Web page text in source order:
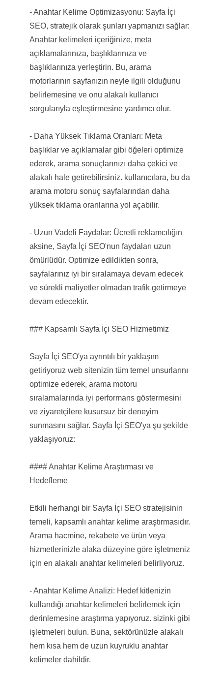
- Anahtar Kelime Optimizasyonu: Sayfa İçi
SEO, stratejik olarak şunları yapmanızı sağlar:
Anahtar kelimeleri içeriğinize, meta
açıklamalarınıza, başlıklarınıza ve
başlıklarınıza yerleştirin. Bu, arama
motorlarının sayfanızın neyle ilgili olduğunu
belirlemesine ve onu alakalı kullanıcı
sorgularıyla eşleştirmesine yardımcı olur.
- Daha Yüksek Tıklama Oranları: Meta
başlıklar ve açıklamalar gibi öğeleri optimize
ederek, arama sonuçlarınızı daha çekici ve
alakalı hale getirebilirsiniz. kullanıcılara, bu da
arama motoru sonuç sayfalarından daha
yüksek tıklama oranlarına yol açabilir.
- Uzun Vadeli Faydalar: Ücretli reklamcılığın
aksine, Sayfa İçi SEO'nun faydaları uzun
ömürlüdür. Optimize edildikten sonra,
sayfalarınız iyi bir sıralamaya devam edecek
ve sürekli maliyetler olmadan trafik getirmeye
devam edecektir.
### Kapsamlı Sayfa İçi SEO Hizmetimiz
Sayfa İçi SEO'ya ayrıntılı bir yaklaşım
getiriyoruz web sitenizin tüm temel unsurlarını
optimize ederek, arama motoru
sıralamalarında iyi performans göstermesini
ve ziyaretçilere kusursuz bir deneyim
sunmasını sağlar. Sayfa İçi SEO'ya şu şekilde
yaklaşıyoruz:
#### Anahtar Kelime Araştırması ve
Hedefleme
Etkili herhangi bir Sayfa İçi SEO stratejisinin
temeli, kapsamlı anahtar kelime araştırmasıdır.
Arama hacmine, rekabete ve ürün veya
hizmetlerinizle alaka düzeyine göre işletmeniz
için en alakalı anahtar kelimeleri belirliyoruz.
- Anahtar Kelime Analizi: Hedef kitlenizin
kullandığı anahtar kelimeleri belirlemek için
derinlemesine araştırma yapıyoruz. sizinki gibi
işletmeleri bulun. Buna, sektörünüzle alakalı
hem kısa hem de uzun kuyruklu anahtar
kelimeler dahildir.